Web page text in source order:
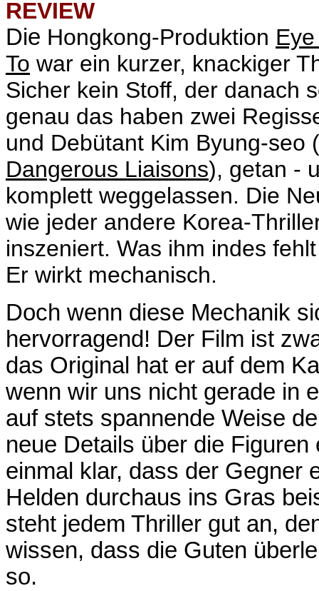
REVIEW
Die Hongkong-Produktion
To war ein kurzer, knackiger
Sicher kein Stoff, der danach
genau das haben zwei
und Debütant Kim Byung-seo
Dangerous Liaisons), getan -
komplett weggelassen. Die
wie jeder andere Korea-
inszeniert. Was ihm indes
Er wirkt mechanisch.
Doch wenn diese Mechanik
hervorragend! Der Film ist
das Original hat er auf dem
wenn wir uns nicht gerade in
auf stets spannende Weise
neue Details über die
einmal klar, dass der Gegner
Helden durchaus ins Gras
steht jedem Thriller gut an,
wissen, dass die Guten
so.